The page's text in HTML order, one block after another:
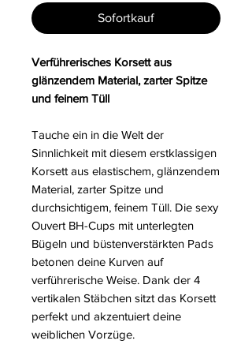
Sofortkauf
Verführerisches Korsett aus
glänzendem Material, zarter Spitze
und feinem Tüll
Tauche ein in die Welt der
Sinnlichkeit mit diesem erstklassigen
Korsett aus elastischem, glänzendem
Material, zarter Spitze und
durchsichtigem, feinem Tüll. Die sexy
Ouvert BH-Cups mit unterlegten
Bügeln und büstenverstärkten Pads
betonen deine Kurven auf
verführerische Weise. Dank der 4
vertikalen Stäbchen sitzt das Korsett
perfekt und akzentuiert deine
weiblichen Vorzüge.